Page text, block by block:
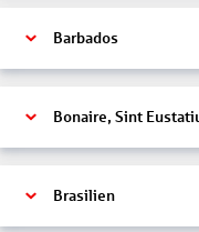
Barbados
Brasilien